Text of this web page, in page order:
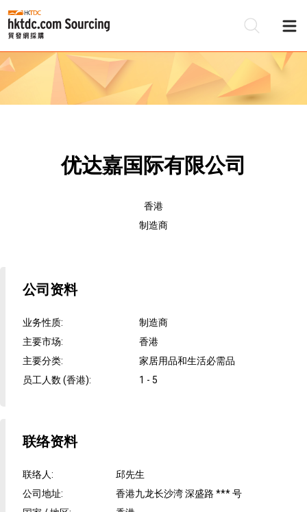
优达嘉国际有限公司
香港
制造商
公司资料
业务性质:
制造商
主要市场:
香港
主要分类:
家居用品和生活必需品
员工人数 (香港): 1 - 5
联络资料
联络人:
邱先生
公司地址:
香港九龙长沙湾 深盛路 *** 号